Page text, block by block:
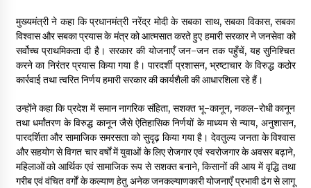
मुख्यमंत्री ने कहा कि प्रधानमंत्री नरेंद्र मोदी के सबका साथ, सबका विकास, सबका
विश्वास और सबका प्रयास के मंत्र को आत्मसात करते हुए हमारी सरकार ने जनसेवा को
सर्वोच्च प्राथमिकता दी है। सरकार की योजनाएँ जन-जन तक पहुँचें, यह सुनिश्चित
करने का निरंतर प्रयास किया गया है। पारदर्शी प्रशासन, भ्रष्टाचार के विरुद्ध कठोर
कार्रवाई तथा त्वरित निर्णय हमारी सरकार की कार्यशैली की आधारशिला रहे हैं।
उन्होंने कहा कि प्रदेश में समान नागरिक संहिता, सशक्त भू-कानून, नकल-रोधी कानून
तथा धर्मांतरण के विरुद्ध कानून जैसे ऐतिहासिक निर्णयों के माध्यम से न्याय, अनुशासन,
पारदर्शिता और सामाजिक समरसता को सुदृढ़ किया गया है। देवतुल्य जनता के विश्वास
और सहयोग से विगत चार वर्षों में युवाओं के लिए रोजगार एवं स्वरोजगार के अवसर बढ़ाने,
महिलाओं को आर्थिक एवं सामाजिक रूप से सशक्त बनाने, किसानों की आय में वृद्धि तथा
गरीब एवं वंचित वर्गों के कल्याण हेतु अनेक जनकल्याणकारी योजनाएँ प्रभावी ढंग से लागू